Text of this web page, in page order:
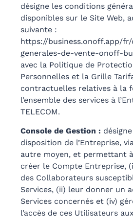
désigne les conditions
disponibles sur le Site Web,
suivante :
https://business.onoff.app/
generales-de-vente-onoff-
avec la Politique de
Personnelles et la Grille
contractuelles relatives à la
l’ensemble des services à
TELECOM.
Console de Gestion :
disposition de l’Entreprise,
autre moyen, et permettant
créer le Compte Entreprise,
des Collaborateurs
Services, (ii) leur donner un
Services concernés et (iv)
l’accès de ces Utilisateurs